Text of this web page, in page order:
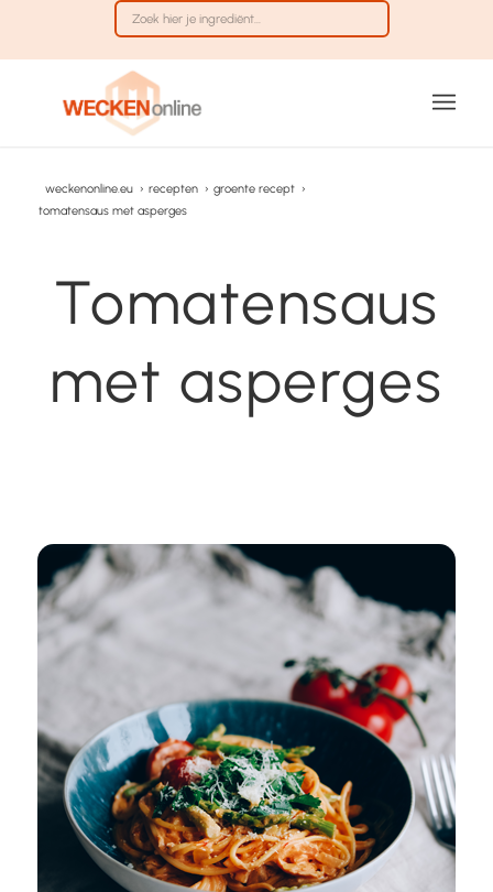
weckenonline.eu › recepten › groente recept ›
tomatensaus met asperges
Tomatensaus
met asperges